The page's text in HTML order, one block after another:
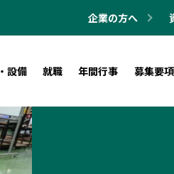
企業の方へ
設備 就職 年間行事 募集要項